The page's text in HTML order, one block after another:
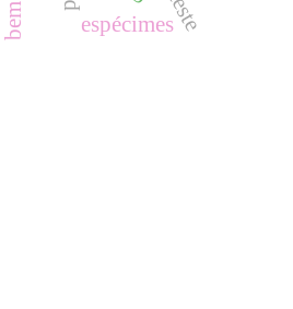
espécimes